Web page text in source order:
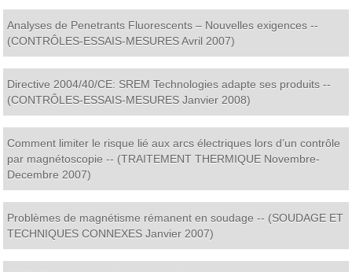
Analyses de Penetrants Fluorescents – Nouvelles exigences --
(CONTRÔLES-ESSAIS-MESURES Avril 2007)
Directive 2004/40/CE: SREM Technologies adapte ses produits --
(CONTRÔLES-ESSAIS-MESURES Janvier 2008)
Comment limiter le risque lié aux arcs électriques lors d’un contrôle
par magnétoscopie -- (TRAITEMENT THERMIQUE Novembre-
Decembre 2007)
Problèmes de magnétisme rémanent en soudage -- (SOUDAGE ET
TECHNIQUES CONNEXES Janvier 2007)